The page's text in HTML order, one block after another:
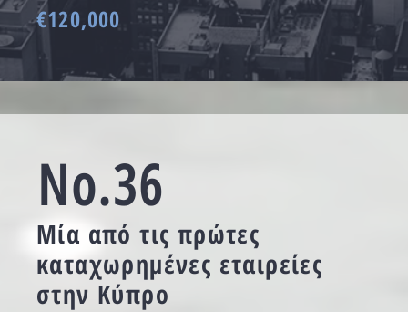
€120,000
No.36
Μία από τις πρώτες
καταχωρημένες εταιρείες
στην Κύπρο